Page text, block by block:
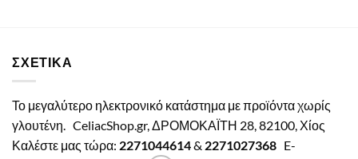
ΣΧΕΤΙΚΑ
Το μεγαλύτερο ηλεκτρονικό κατάστημα με προϊόντα χωρίς
γλουτένη. CeliacShop.gr, ΔΡΟΜΟΚΑΪΤΗ 28, 82100, Χίος
Καλέστε μας τώρα: 2271044614& 2271027368 E-